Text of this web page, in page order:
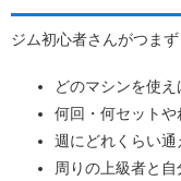
ジム初心者さんがつま
どのマシンを使
何回・何セットや
週にどれくらい
周りの上級者と